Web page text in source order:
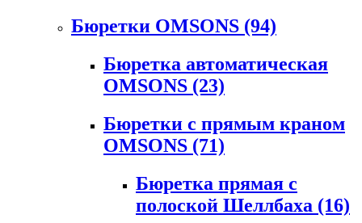
Бюретки OMSONS (94)
Бюретка автоматическая
OMSONS (23)
Бюретки с прямым краном
OMSONS (71)
Бюретка прямая с
полоской Шеллбаха (16)